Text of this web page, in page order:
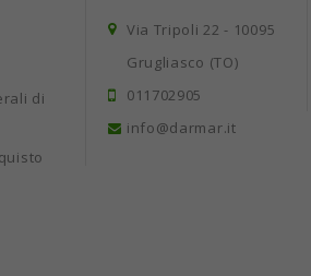
di
Via Tripoli 22 - 10095
Grugliasco (TO)
011702905
info@darmar.it